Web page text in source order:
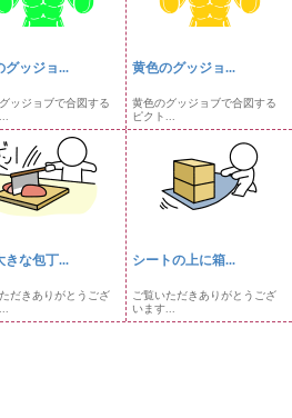
グッジョ...
ッジョブで合図する
黄色のグッジョ...
黄色のグッジョブで合図する
ピクト...
きな包丁...
だきありがとうござ
シートの上に箱...
ご覧いただきありがとうござ
います...